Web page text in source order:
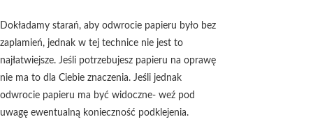
Dokładamy starań, aby odwrocie papieru było bez
zaplamień, jednak w tej technice nie jest to
najłatwiejsze. Jeśli potrzebujesz papieru na oprawę
nie ma to dla Ciebie znaczenia. Jeśli jednak
odwrocie papieru ma być widoczne- weź pod
uwagę ewentualną konieczność podklejenia.